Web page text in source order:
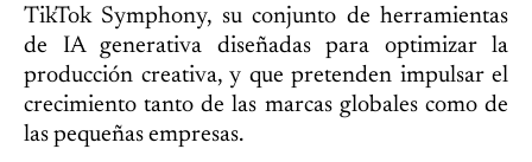
TikTok Symphony, su conjunto de herramientas
de IA generativa diseñadas para optimizar la
producción creativa, y que pretenden impulsar el
crecimiento tanto de las marcas globales como de
las pequeñas empresas.